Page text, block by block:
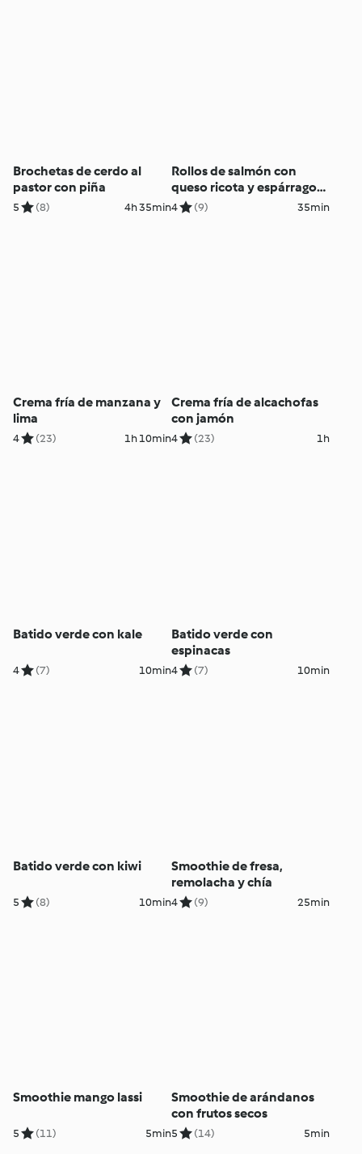
Brochetas de cerdo al
pastor con piña
5 (8) 4h 35min
Rollos de salmón con
queso ricota y espárragos
trigueros
4 (9) 35min
Crema fría de manzana y
lima
4 (23) 1h 10min
Crema fría de alcachofas
con jamón
4 (23) 1h
Batido verde con kale
4 (7) 10min
Batido verde con
espinacas
4 (7) 10min
Batido verde con kiwi
5 (8) 10min
Smoothie de fresa,
remolacha y chía
4 (9) 25min
Smoothie mango lassi
5 (11) 5min
Smoothie de arándanos
con frutos secos
5 (14) 5min